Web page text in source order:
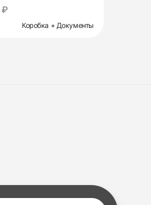
₽
Коробка + Документы